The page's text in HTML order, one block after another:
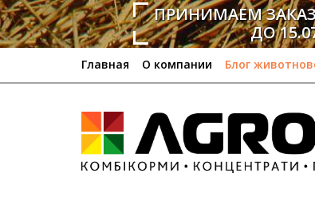
ПРИНИМАЕМ
ДО
Главная О компании Блог